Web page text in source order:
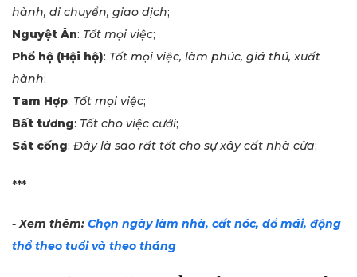
hành, di chuyển, giao dịch;
Nguyệt Ân: Tốt mọi việc;
Phổ hộ (Hội hộ): Tốt mọi việc, làm phúc, giá thú, xuất
hành;
Tam Hợp: Tốt mọi việc;
Bất tương: Tốt cho việc cưới;
Sát cống: Đây là sao rất tốt cho sự xây cất nhà cửa;
***
- Xem thêm: Chọn ngày làm nhà, cất nóc, dổ mái, động
thổ theo tuổi và theo tháng